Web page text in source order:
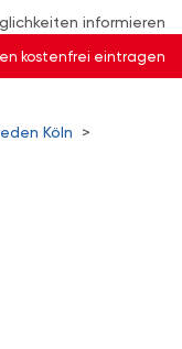
informieren
kostenfrei eintragen
Köln
>